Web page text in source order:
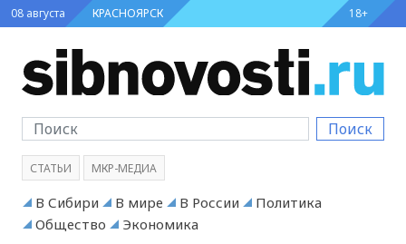
08 августа КРАСНОЯРСК 18+
Поиск
СТАТЬИ МКР-МЕДИА
В Сибири В мире В России
Политика
Общество
Экономика